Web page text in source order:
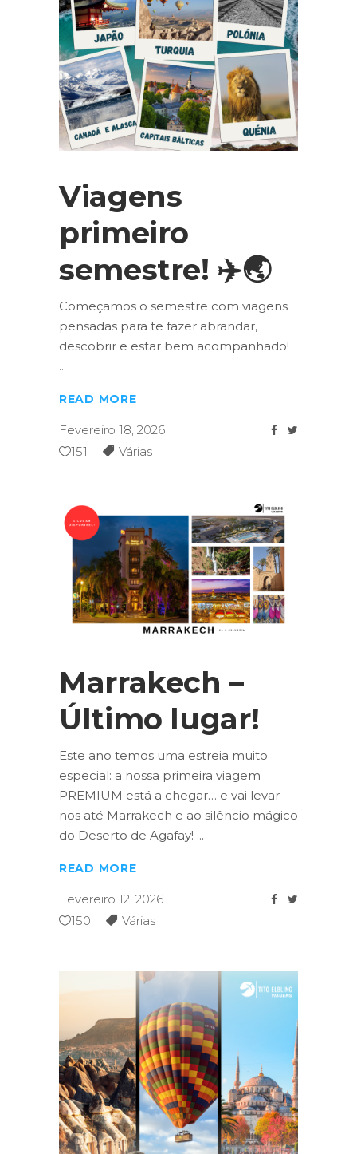
Viagens
primeiro
semestre! ✈️🌏
Começamos o semestre com viagens
pensadas para te fazer abrandar,
descobrir e estar bem acompanhado!
READ MORE
Fevereiro 18, 2026
151
Várias
Marrakech –
Último lugar!
Este ano temos uma estreia muito
especial: a nossa primeira viagem
PREMIUM está a chegar… e vai levar-
nos até Marrakech e ao silêncio mágico
do Deserto de Agafay!
READ MORE
Fevereiro 12, 2026
150
Várias